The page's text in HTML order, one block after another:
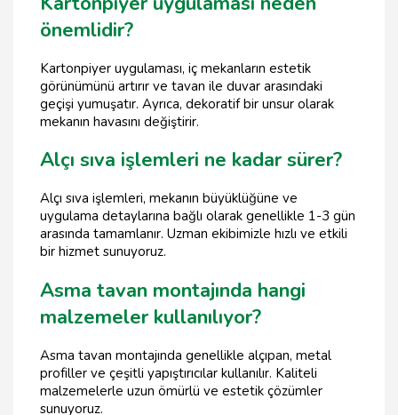
önemlidir?
Kartonpiyer uygulaması, iç mekanların estetik
görünümünü artırır ve tavan ile duvar arasındaki
geçişi yumuşatır. Ayrıca, dekoratif bir unsur olarak
mekanın havasını değiştirir.
Alçı sıva işlemleri ne kadar sürer?
Alçı sıva işlemleri, mekanın büyüklüğüne ve
uygulama detaylarına bağlı olarak genellikle 1-3 gün
arasında tamamlanır. Uzman ekibimizle hızlı ve etkili
bir hizmet sunuyoruz.
Asma tavan montajında hangi
malzemeler kullanılıyor?
Asma tavan montajında genellikle alçıpan, metal
profiller ve çeşitli yapıştırıcılar kullanılır. Kaliteli
malzemelerle uzun ömürlü ve estetik çözümler
sunuyoruz.